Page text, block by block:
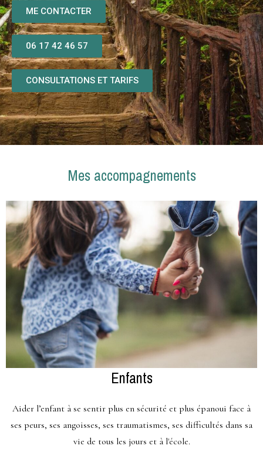
ME CONTACTER
06 17 42 46 57
CONSULTATIONS ET TARIFS
Mes accompagnements
Enfants
Aider l’enfant à se sentir plus en sécurité et plus épanoui face à
ses peurs, ses angoisses, ses traumatismes, ses difficultés dans sa
vie de tous les jours et à l'école.